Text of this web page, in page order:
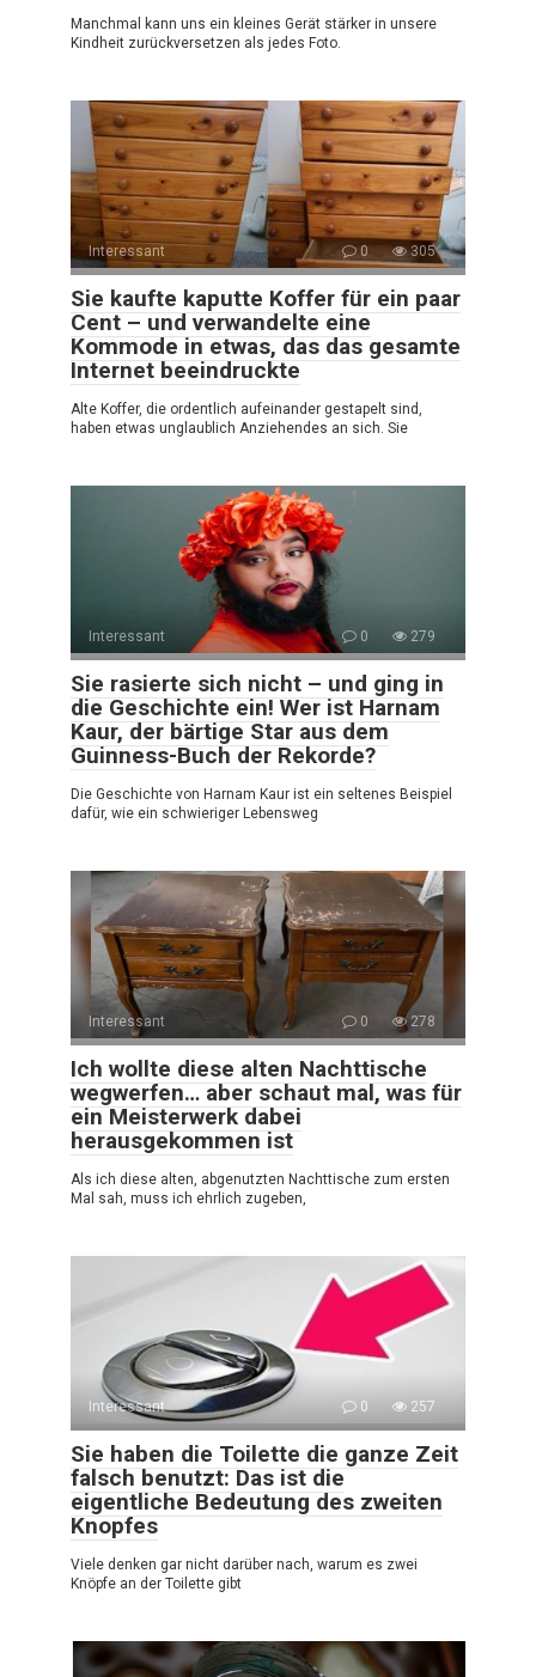
Manchmal kann uns ein kleines Gerät stärker in unsere
Kindheit zurückversetzen als jedes Foto.
Interessant 0 305
Sie kaufte kaputte Koffer für ein paar
Cent – und verwandelte eine
Kommode in etwas, das das gesamte
Internet beeindruckte
Alte Koffer, die ordentlich aufeinander gestapelt sind,
haben etwas unglaublich Anziehendes an sich. Sie
Interessant 0 279
Sie rasierte sich nicht – und ging in
die Geschichte ein! Wer ist Harnam
Kaur, der bärtige Star aus dem
Guinness-Buch der Rekorde?
Die Geschichte von Harnam Kaur ist ein seltenes Beispiel
dafür, wie ein schwieriger Lebensweg
Interessant 0 278
Ich wollte diese alten Nachttische
wegwerfen… aber schaut mal, was für
ein Meisterwerk dabei
herausgekommen ist
Als ich diese alten, abgenutzten Nachttische zum ersten
Mal sah, muss ich ehrlich zugeben,
Interessant 0 257
Sie haben die Toilette die ganze Zeit
falsch benutzt: Das ist die
eigentliche Bedeutung des zweiten
Knopfes
Viele denken gar nicht darüber nach, warum es zwei
Knöpfe an der Toilette gibt